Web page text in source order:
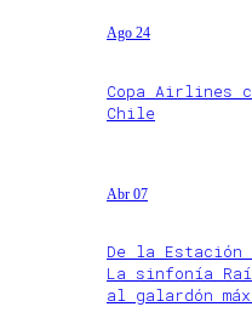
Ago 24
Copa Airlines
Chile
Abr 07
De la Estación
La sinfonía
al galardón